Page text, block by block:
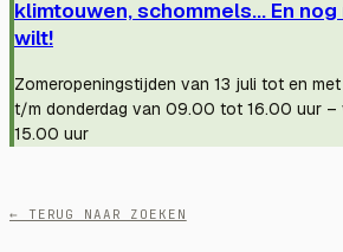
klimtouwen, schommels... En
wilt!
Zomeropeningstijden van 13 juli tot en
t/m donderdag van 09.00 tot 16.00 uur
15.00 uur
← TERUG NAAR ZOEKEN